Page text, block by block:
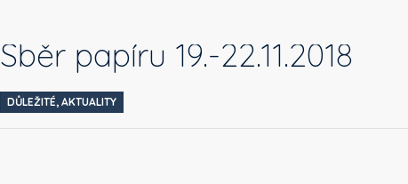
Sběr papíru 19.-22.11.2018
DŮLEŽITÉ, AKTUALITY